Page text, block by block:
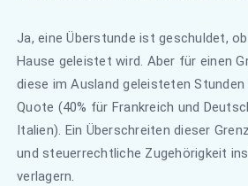
Ja, eine Überstunde ist geschuldet,
Hause geleistet wird. Aber für einen
diese im Ausland geleisteten
Quote (40% für Frankreich und
Italien). Ein Überschreiten dieser
und steuerrechtliche Zugehörigkeit
verlagern.